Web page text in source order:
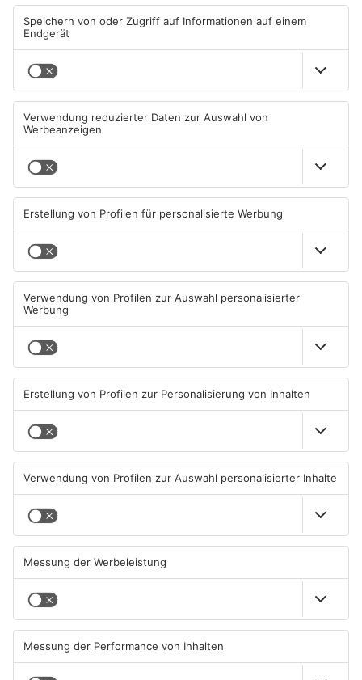
Miltenberg: Alkoholisierter
Rentner überschlägt sich bei
MILTENBERG
Zustand des Faulbacher
04.08.2026, 06:33 UHR IN KREIS
MILTENBERG
Sommerliche Temperaturen
und jede Menge Live-Musik
01.08.2026, 21:20 UHR IN KREIS
MILTENBERG
Straße bei Windischbuchen
wieder frei
MILTENBERG
Autofahrerin mit drei
Erlenbach: Dr. Dagmar
Sohlbach wird Leiterin der